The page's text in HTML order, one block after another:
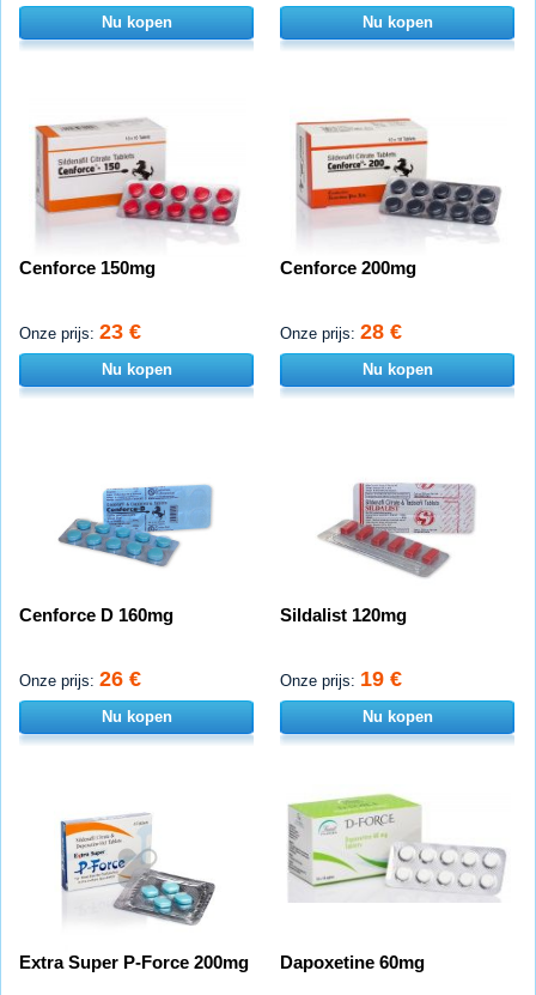
Nu kopen Nu kopen
Cenforce 150mg
Onze prijs: 23 €
Nu kopen
Cenforce 200mg
Onze prijs: 28 €
Nu kopen
Cenforce D 160mg
Onze prijs: 26 €
Nu kopen
Sildalist 120mg
Onze prijs: 19 €
Nu kopen
Extra Super P-Force 200mg Dapoxetine 60mg